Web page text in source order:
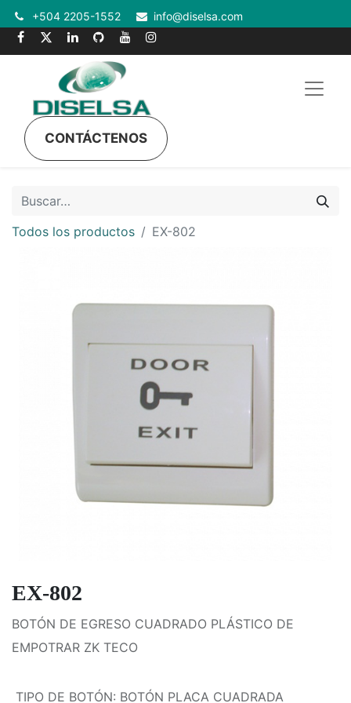
+504 2205-1552 info@diselsa.com
CONTÁCTENOS
Todos los productos EX-802
EX-802
BOTÓN DE EGRESO CUADRADO PLÁSTICO DE
EMPOTRAR ZK TECO
TIPO DE BOTÓN: BOTÓN PLACA CUADRADA